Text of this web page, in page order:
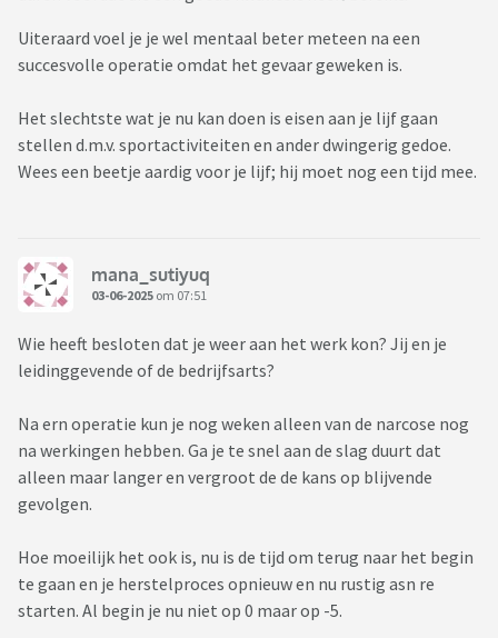
Uiteraard voel je je wel mentaal beter meteen na een
succesvolle operatie omdat het gevaar geweken is.
Het slechtste wat je nu kan doen is eisen aan je lijf gaan
stellen d.m.v. sportactiviteiten en ander dwingerig gedoe.
Wees een beetje aardig voor je lijf; hij moet nog een tijd mee.
mana_sutiyuq
03-06-2025 om 07:51
Wie heeft besloten dat je weer aan het werk kon? Jij en je
leidinggevende of de bedrijfsarts?
Na ern operatie kun je nog weken alleen van de narcose nog
na werkingen hebben. Ga je te snel aan de slag duurt dat
alleen maar langer en vergroot de de kans op blijvende
gevolgen.
Hoe moeilijk het ook is, nu is de tijd om terug naar het begin
te gaan en je herstelproces opnieuw en nu rustig asn re
starten. Al begin je nu niet op 0 maar op -5.